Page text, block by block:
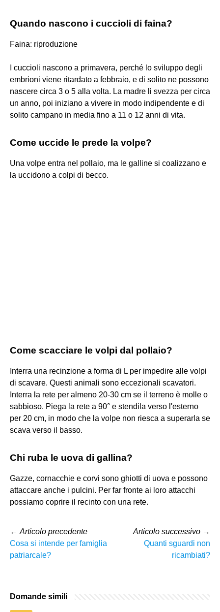
Quando nascono i cuccioli di faina?
Faina: riproduzione
I cuccioli nascono a primavera, perché lo sviluppo degli
embrioni viene ritardato a febbraio, e di solito ne possono
nascere circa 3 o 5 alla volta. La madre li svezza per circa
un anno, poi iniziano a vivere in modo indipendente e di
solito campano in media fino a 11 o 12 anni di vita.
Come uccide le prede la volpe?
Una volpe entra nel pollaio, ma le galline si coalizzano e
la uccidono a colpi di becco.
Come scacciare le volpi dal pollaio?
Interra una recinzione a forma di L per impedire alle volpi
di scavare. Questi animali sono eccezionali scavatori.
Interra la rete per almeno 20-30 cm se il terreno è molle o
sabbioso. Piega la rete a 90° e stendila verso l'esterno
per 20 cm, in modo che la volpe non riesca a superarla se
scava verso il basso.
Chi ruba le uova di gallina?
Gazze, cornacchie e corvi sono ghiotti di uova e possono
attaccare anche i pulcini. Per far fronte ai loro attacchi
possiamo coprire il recinto con una rete.
← Articolo precedente
Cosa si intende per famiglia
patriarcale?
Articolo successivo →
Quanti sguardi non
ricambiati?
Domande simili